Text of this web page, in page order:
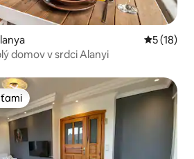
5 (18)
domov v srdci Alanyi